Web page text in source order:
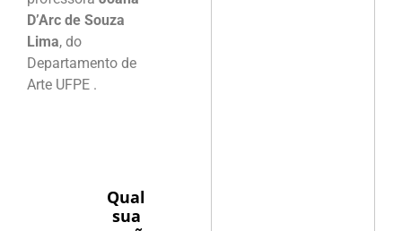
D’Arc de Souza
Lima, do
Departamento de
Arte UFPE .
Qual
sua